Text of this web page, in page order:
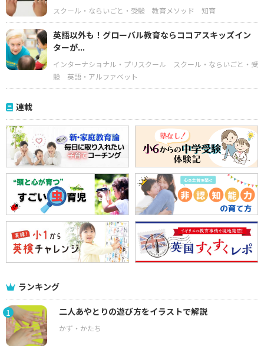
スクール・ならいごと・受験 教育メソッド 知育
英語以外も！グローバル教育ならココアスキッズイン
ターが...
インターナショナル・プリスクール
スクール・ならいごと・受
験
英語・アルファベット
連載
ランキング
1 二人あやとりの遊び方をイラストで解説